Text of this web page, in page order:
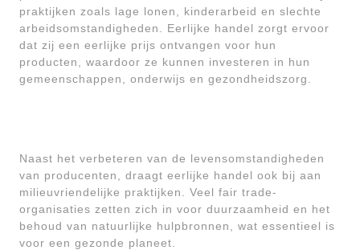
praktijken zoals lage lonen, kinderarbeid en slechte
arbeidsomstandigheden. Eerlijke handel zorgt ervoor
dat zij een eerlijke prijs ontvangen voor hun
producten, waardoor ze kunnen investeren in hun
gemeenschappen, onderwijs en gezondheidszorg.
Naast het verbeteren van de levensomstandigheden
van producenten, draagt eerlijke handel ook bij aan
milieuvriendelijke praktijken. Veel fair trade-
organisaties zetten zich in voor duurzaamheid en het
behoud van natuurlijke hulpbronnen, wat essentieel is
voor een gezonde planeet.